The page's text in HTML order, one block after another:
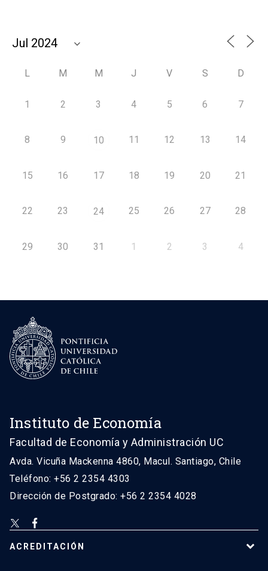
L M M J V S D
1 2 3 4 5 6 7
8 9 10 11 12 13 14
15 16 17 18 19 20 21
22 23 24 25 26 27 28
29 30 31 1 2 3 4
Instituto de Economía
Facultad de Economía y Administración UC
Avda. Vicuña Mackenna 4860, Macul. Santiago, Chile
Teléfono: +56 2 2354 4303
Dirección de Postgrado: +56 2 2354 4028
ACREDITACIÓN